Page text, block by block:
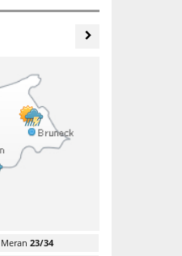
Meran 23/34